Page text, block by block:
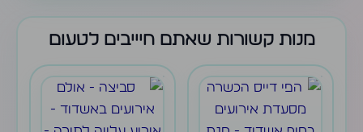
מנות קשורות שאתם חיייבים לטעום